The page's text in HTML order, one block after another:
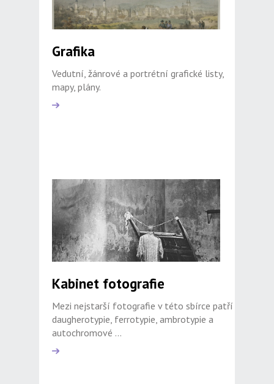
Grafika
Vedutní, žánrové a portrétní grafické listy,
mapy, plány.
Kabinet fotografie
Mezi nejstarší fotografie v této sbírce patří
daugherotypie, ferrotypie, ambrotypie a
autochromové ...